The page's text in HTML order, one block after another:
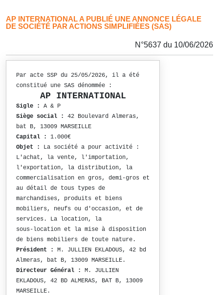
AP INTERNATIONAL A PUBLIÉ UNE ANNONCE LÉGALE
DE SOCIÉTÉ PAR ACTIONS SIMPLIFIÉES (SAS)
N°5637 du 10/06/2026
Par acte SSP du 25/05/2026, il a été
constitué une SAS dénommée :
AP INTERNATIONAL
Sigle :
A & P
Siège social :
42 Boulevard Almeras,
bat B, 13009 MARSEILLE
Capital :
1.000€
Objet :
La société a pour activité :
L'achat, la vente, l'importation,
l'exportation, la distribution, la
commercialisation en gros, demi-gros et
au détail de tous types de
marchandises, produits et biens
mobiliers, neufs ou d'occasion, et de
services. La location, la
sous-location et la mise à disposition
de biens mobiliers de toute nature.
Président :
M. JULLIEN EKLADOUS, 42 bd
Almeras, bat B, 13009 MARSEILLE.
Directeur Général :
M. JULLIEN
EKLADOUS, 42 BD ALMERAS, BAT B, 13009
MARSEILLE.